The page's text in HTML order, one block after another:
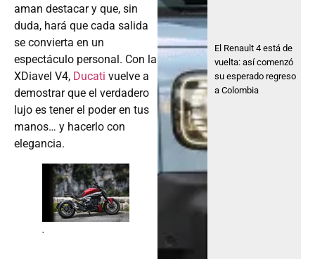
aman destacar y que, sin
duda, hará que cada salida
se convierta en un
espectáculo personal. Con la
XDiavel V4, Ducati vuelve a
demostrar que el verdadero
lujo es tener el poder en tus
manos… y hacerlo con
elegancia.
.
El Renault 4 está de
vuelta: así comenzó
su esperado regreso
a Colombia